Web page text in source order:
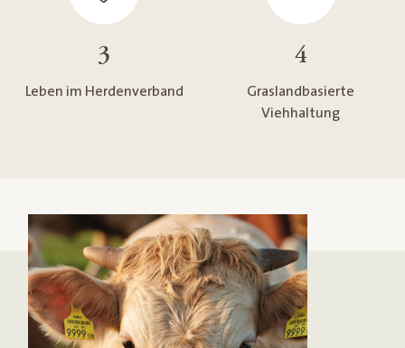
3
Leben im Herdenverband
4
Graslandbasierte
Viehhaltung